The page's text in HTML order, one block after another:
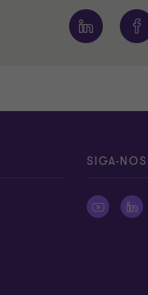
SIGA-NOS